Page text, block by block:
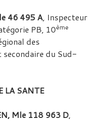
46 495 A, Inspecteur
PB, 10ème
des
du Sud-
LA SANTE
Mle 118 963 D,